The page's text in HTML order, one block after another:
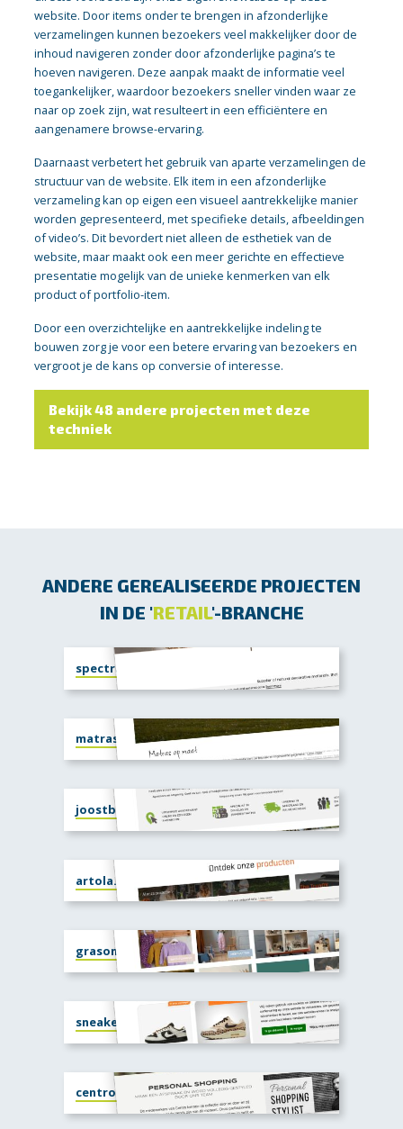
website. Door items onder te brengen in afzonderlijke
verzamelingen kunnen bezoekers veel makkelijker door de
inhoud navigeren zonder door afzonderlijke pagina’s te
hoeven navigeren. Deze aanpak maakt de informatie veel
toegankelijker, waardoor bezoekers sneller vinden waar ze
naar op zoek zijn, wat resulteert in een efficiëntere en
aangenamere browse-ervaring.
Daarnaast verbetert het gebruik van aparte verzamelingen de
structuur van de website. Elk item in een afzonderlijke
verzameling kan op eigen een visueel aantrekkelijke manier
worden gepresenteerd, met specifieke details, afbeeldingen
of video’s. Dit bevordert niet alleen de esthetiek van de
website, maar maakt ook een meer gerichte en effectieve
presentatie mogelijk van de unieke kenmerken van elk
product of portfolio-item.
Door een overzichtelijke en aantrekkelijke indeling te
bouwen zorg je voor een betere ervaring van bezoekers en
vergroot je de kans op conversie of interesse.
Bekijk 48 andere projecten met deze
techniek
ANDERE GEREALISEERDE PROJECTEN
IN DE 'RETAIL'-BRANCHE
spectradeco.com
matrasopmaat.shop
joostbreden.nl
artola.nl
grasonderjevoeten.nl
sneakerplaats.nl
centronline.nl